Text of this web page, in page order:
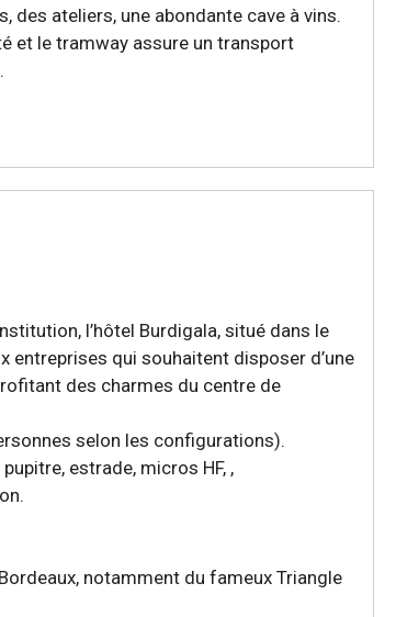
des ateliers, une abondante cave à vins.
et le tramway assure un transport
l’hôtel Burdigala, situé dans le
entreprises qui souhaitent disposer d’une
des charmes du centre de
selon les configurations).
estrade, micros HF, ,
notamment du fameux Triangle